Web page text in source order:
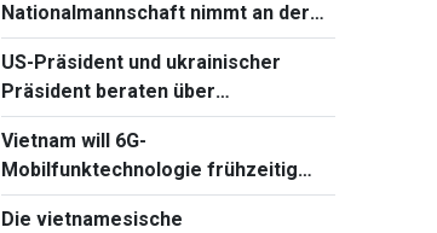
Nationalmannschaft nimmt an der
Continental Futsal Championship
2026 teil
US-Präsident und ukrainischer
Präsident beraten über
Wiederaufnahme von
Verhandlungen mit Russland
Vietnam will 6G-
Mobilfunktechnologie frühzeitig
beherrschen und einführen
Die vietnamesische